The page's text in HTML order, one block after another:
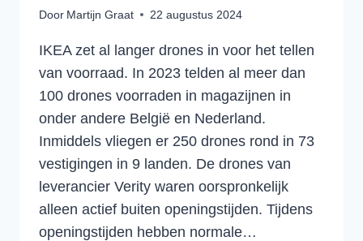
Door Martijn Graat 22 augustus 2024
IKEA zet al langer drones in voor het tellen
van voorraad. In 2023 telden al meer dan
100 drones voorraden in magazijnen in
onder andere België en Nederland.
Inmiddels vliegen er 250 drones rond in 73
vestigingen in 9 landen. De drones van
leverancier Verity waren oorspronkelijk
alleen actief buiten openingstijden. Tijdens
openingstijden hebben normale…